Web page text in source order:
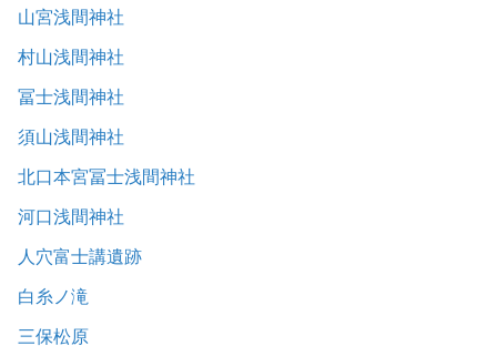
山宮浅間神社
村山浅間神社
冨士浅間神社
須山浅間神社
北口本宮冨士浅間神社
河口浅間神社
人穴富士講遺跡
白糸ノ滝
三保松原